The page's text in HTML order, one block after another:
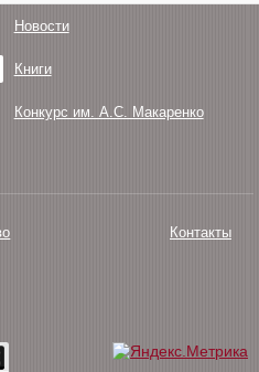
Новости
Книги
Конкурс им. А.С. Макаренко
Контакты